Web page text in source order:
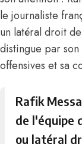
le journaliste
un latéral droit
distingue par son
offensives et sa
Rafik
de l'équipe
ou latéral